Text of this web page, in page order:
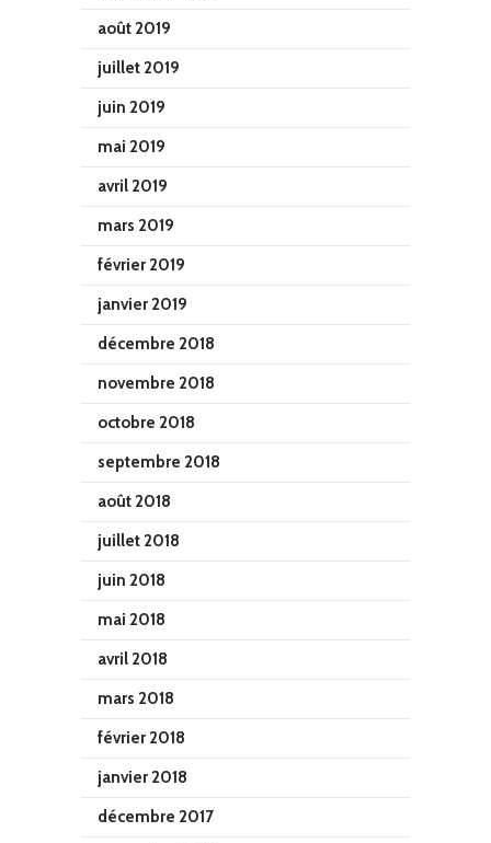
août 2019
juillet 2019
juin 2019
mai 2019
avril 2019
mars 2019
février 2019
janvier 2019
décembre 2018
novembre 2018
octobre 2018
septembre 2018
août 2018
juillet 2018
juin 2018
mai 2018
avril 2018
mars 2018
février 2018
janvier 2018
décembre 2017